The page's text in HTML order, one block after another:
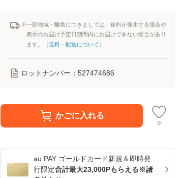
※一部地域・離島につきましては、送料が発生する場合や
表示のお届け予定日期間内にお届けできない場合があり
ます。（送料・配送について ）
ロットナンバー： 527474686
かごに入れる
0
au PAY ゴールドカード新規＆即時発
行限定合計最大23,000Pもらえる※諸